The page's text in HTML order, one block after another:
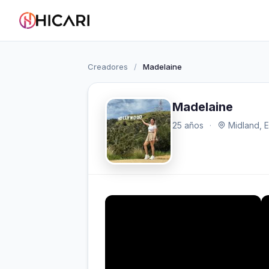
Creadores / Madelaine
Madelaine
25 años · Midland,